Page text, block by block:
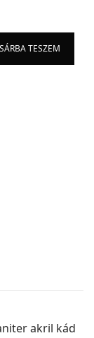
TESZEM
akril kád